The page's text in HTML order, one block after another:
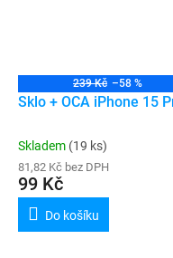
239 Kč –58 %
Sklo + OCA iPhone 15
Skladem (19 ks)
81,82 Kč bez DPH
99 Kč
Do košíku